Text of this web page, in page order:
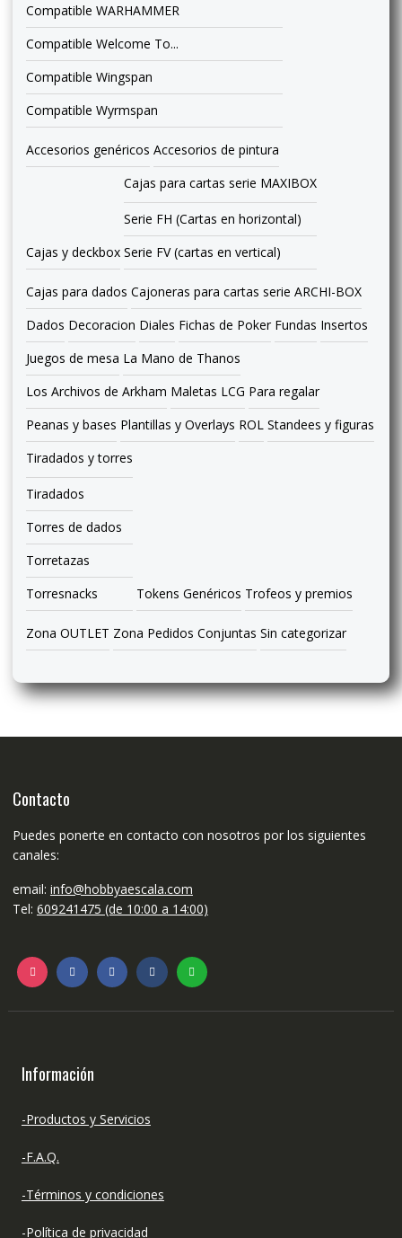
Compatible WARHAMMER
Compatible Welcome To...
Compatible Wingspan
Compatible Wyrmspan
Accesorios genéricos Accesorios de pintura
Cajas y deckbox
Cajas para cartas serie MAXIBOX
Serie FH (Cartas en horizontal)
Serie FV (cartas en vertical)
Cajas para dados Cajoneras para cartas serie ARCHI-BOX
Dados Decoracion Diales Fichas de Poker Fundas Insertos
Juegos de mesa La Mano de Thanos
Los Archivos de Arkham Maletas LCG Para regalar
Peanas y bases Plantillas y Overlays ROL Standees y figuras
Tiradados y torres
Tiradados
Torres de dados
Torretazas
Torresnacks
Tokens Genéricos Trofeos y premios
Zona OUTLET Zona Pedidos Conjuntas Sin categorizar
Contacto
Puedes ponerte en contacto con nosotros por los siguientes
canales:
email: info@hobbyaescala.com
Tel: 609241475 (de 10:00 a 14:00)
Información
-Productos y Servicios
-F.A.Q.
-Términos y condiciones
-Política de privacidad